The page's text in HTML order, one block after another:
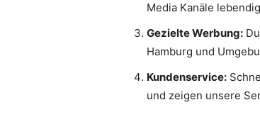
Media Kanäle
Gezielte Werbung:
Hamburg und
Kundenservice:
und zeigen unsere